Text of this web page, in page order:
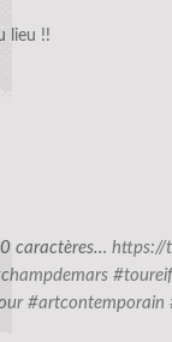
lieu !!
caractères… https://
#artcontemporain